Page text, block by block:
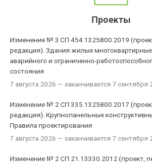
Проекты
Изменение № 3 СП 454.1325800.2019
редакция). Здания жилые
аварийного и ограниченно-
состояния
7 августа 2026 — заканчивается 7 сентября
Изменение № 2 СП 335.1325800.2017
редакция). Крупнопанельные
Правила проектирования
7 августа 2026 — заканчивается 7 сентября
Изменение № 2 СП 21.13330.2012 (проект,